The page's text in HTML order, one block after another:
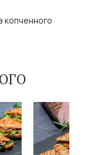
копченного